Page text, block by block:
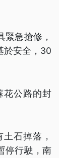
緊急搶修，
於安全，30
花公路的封
石掉落，
停行駛，南